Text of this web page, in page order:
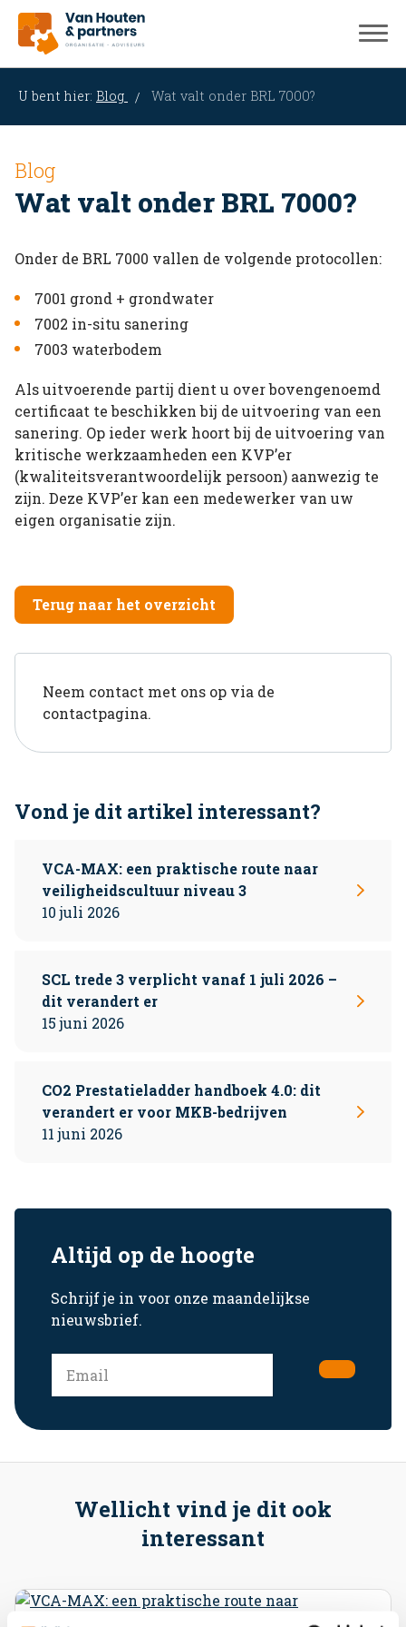
U bent hier: Blog Wat valt onder BRL 7000?
Blog
Wat valt onder BRL 7000?
Onder de BRL 7000 vallen de volgende protocollen:
7001 grond + grondwater
7002 in-situ sanering
7003 waterbodem
Als uitvoerende partij dient u over bovengenoemd
certificaat te beschikken bij de uitvoering van een
sanering. Op ieder werk hoort bij de uitvoering van
kritische werkzaamheden een KVP’er
(kwaliteitsverantwoordelijk persoon) aanwezig te
zijn. Deze KVP’er kan een medewerker van uw
eigen organisatie zijn.
Terug naar het overzicht
Neem contact met ons op via de
contactpagina.
Vond je dit artikel interessant?
VCA-MAX: een praktische route naar
veiligheidscultuur niveau 3
10 juli 2026
SCL trede 3 verplicht vanaf 1 juli 2026 –
dit verandert er
15 juni 2026
CO2 Prestatieladder handboek 4.0: dit
verandert er voor MKB-bedrijven
11 juni 2026
Altijd op de hoogte
Schrijf je in voor onze maandelijkse
nieuwsbrief.
Wellicht vind je dit ook
interessant